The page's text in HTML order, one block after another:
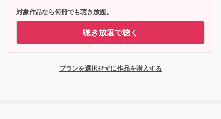
対象作品なら何冊でも聴き放題。
聴き放題で聴く
プランを選択せずに作品を購入する